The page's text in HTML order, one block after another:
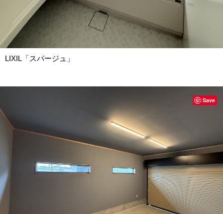
LIXIL「スパージュ」
Save